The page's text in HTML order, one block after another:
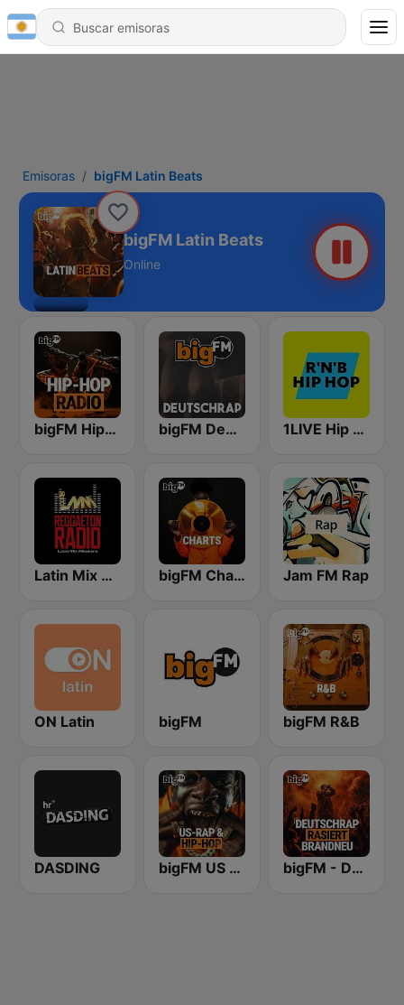
Emisoras bigFM Latin Beats
bigFM Latin Beats
Online
bigFM Hip-Hop Radio bigFM Deutschrap 1LIVE Hip Hop & RnB
Latin Mix Masters Reggaeton Radio bigFM Charts Jam FM Rap
ON Latin bigFM bigFM R&B
DASDING bigFM US Rap & Hip-Hop bigFM - Deutschrap rasiert brandeu